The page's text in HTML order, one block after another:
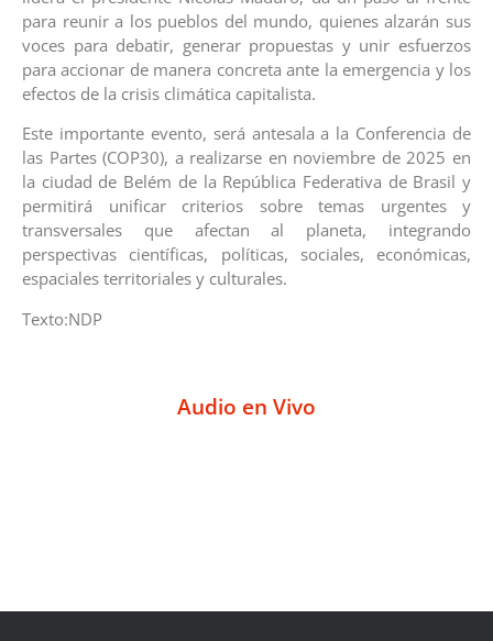
para reunir a los pueblos del mundo, quienes alzarán sus
voces para debatir, generar propuestas y unir esfuerzos
para accionar de manera concreta ante la emergencia y los
efectos de la crisis climática capitalista.
Este importante evento, será antesala a la Conferencia de
las Partes (COP30), a realizarse en noviembre de 2025 en
la ciudad de Belém de la República Federativa de Brasil y
permitirá unificar criterios sobre temas urgentes y
transversales que afectan al planeta, integrando
perspectivas científicas, políticas, sociales, económicas,
espaciales territoriales y culturales.
Texto:NDP
Audio en Vivo